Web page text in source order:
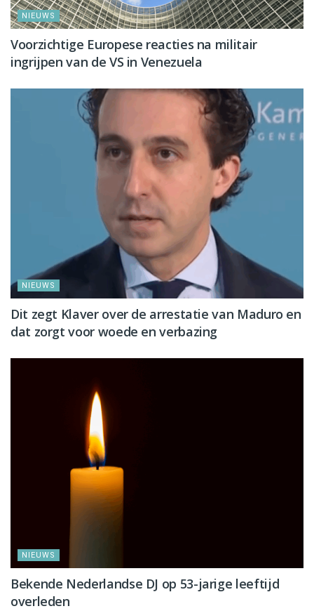
NIEUWS
Voorzichtige Europese reacties na militair
ingrijpen van de VS in Venezuela
NIEUWS
Dit zegt Klaver over de arrestatie van Maduro en
dat zorgt voor woede en verbazing
NIEUWS
Bekende Nederlandse DJ op 53-jarige leeftijd
overleden